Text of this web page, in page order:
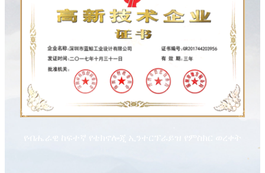
የብሔራዊ ከፍተኛ የቴክኖሎጂ ኢንተርፕራይዝ የምስክር ወረቀት